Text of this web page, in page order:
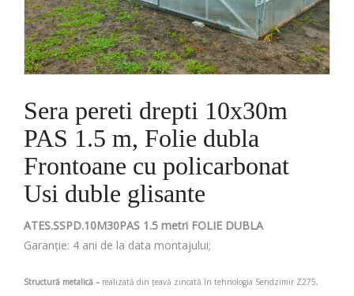
Sera pereti drepti 10x30m
PAS 1.5 m, Folie dubla
Frontoane cu policarbonat
Usi duble glisante
ATES.SSPD.10M30PAS 1.5 metri FOLIE DUBLA
Garanție: 4 ani de la data montajului;
Structură metalică – realizată din țeavă zincată în tehnologia Sendzimir Z275,